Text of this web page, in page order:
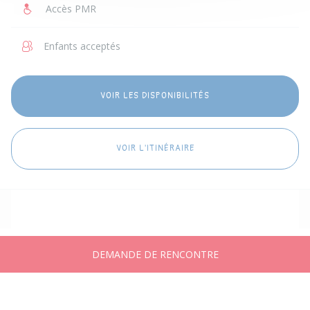
Accès PMR
Enfants acceptés
VOIR LES DISPONIBILITÉS
VOIR L'ITINÉRAIRE
DEMANDE DE RENCONTRE
Annonces Messages Publier